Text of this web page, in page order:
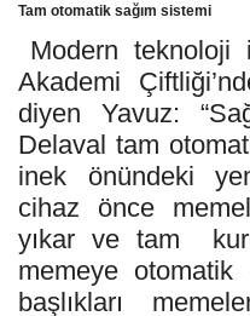
Tam otomatik sağım sistemi
Modern teknoloji
Akademi
diyen Yavuz:
Delaval tam
inek önündeki
cihaz önce
yıkar ve tam
memeye otomatik
başlıkları